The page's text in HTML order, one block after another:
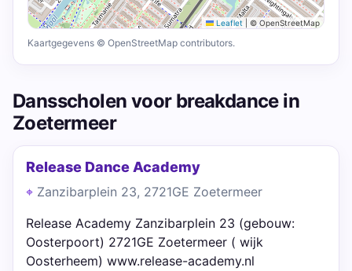
Leaflet © OpenStreetMap
Kaartgegevens © OpenStreetMap contributors.
Dansscholen voor breakdance in
Zoetermeer
Release Dance Academy
Zanzibarplein 23, 2721GE Zoetermeer
Release Academy Zanzibarplein 23 (gebouw:
Oosterpoort) 2721GE Zoetermeer ( wijk
Oosterheem) www.release-academy.nl